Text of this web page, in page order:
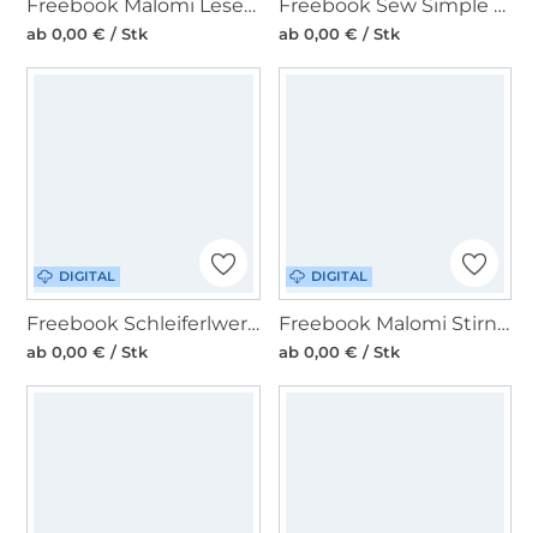
Freebook Malomi Leseknochen
ab 0,00 € / Stk
Freebook Sew Simple Babylätzchen
ab 0,00 € / Stk
DIGITAL
Freebook Schleiferlwerk Leggings Cushy Legs
ab 0,00 € / Stk
DIGITAL
Freebook Malomi Stirnband
ab 0,00 € / Stk